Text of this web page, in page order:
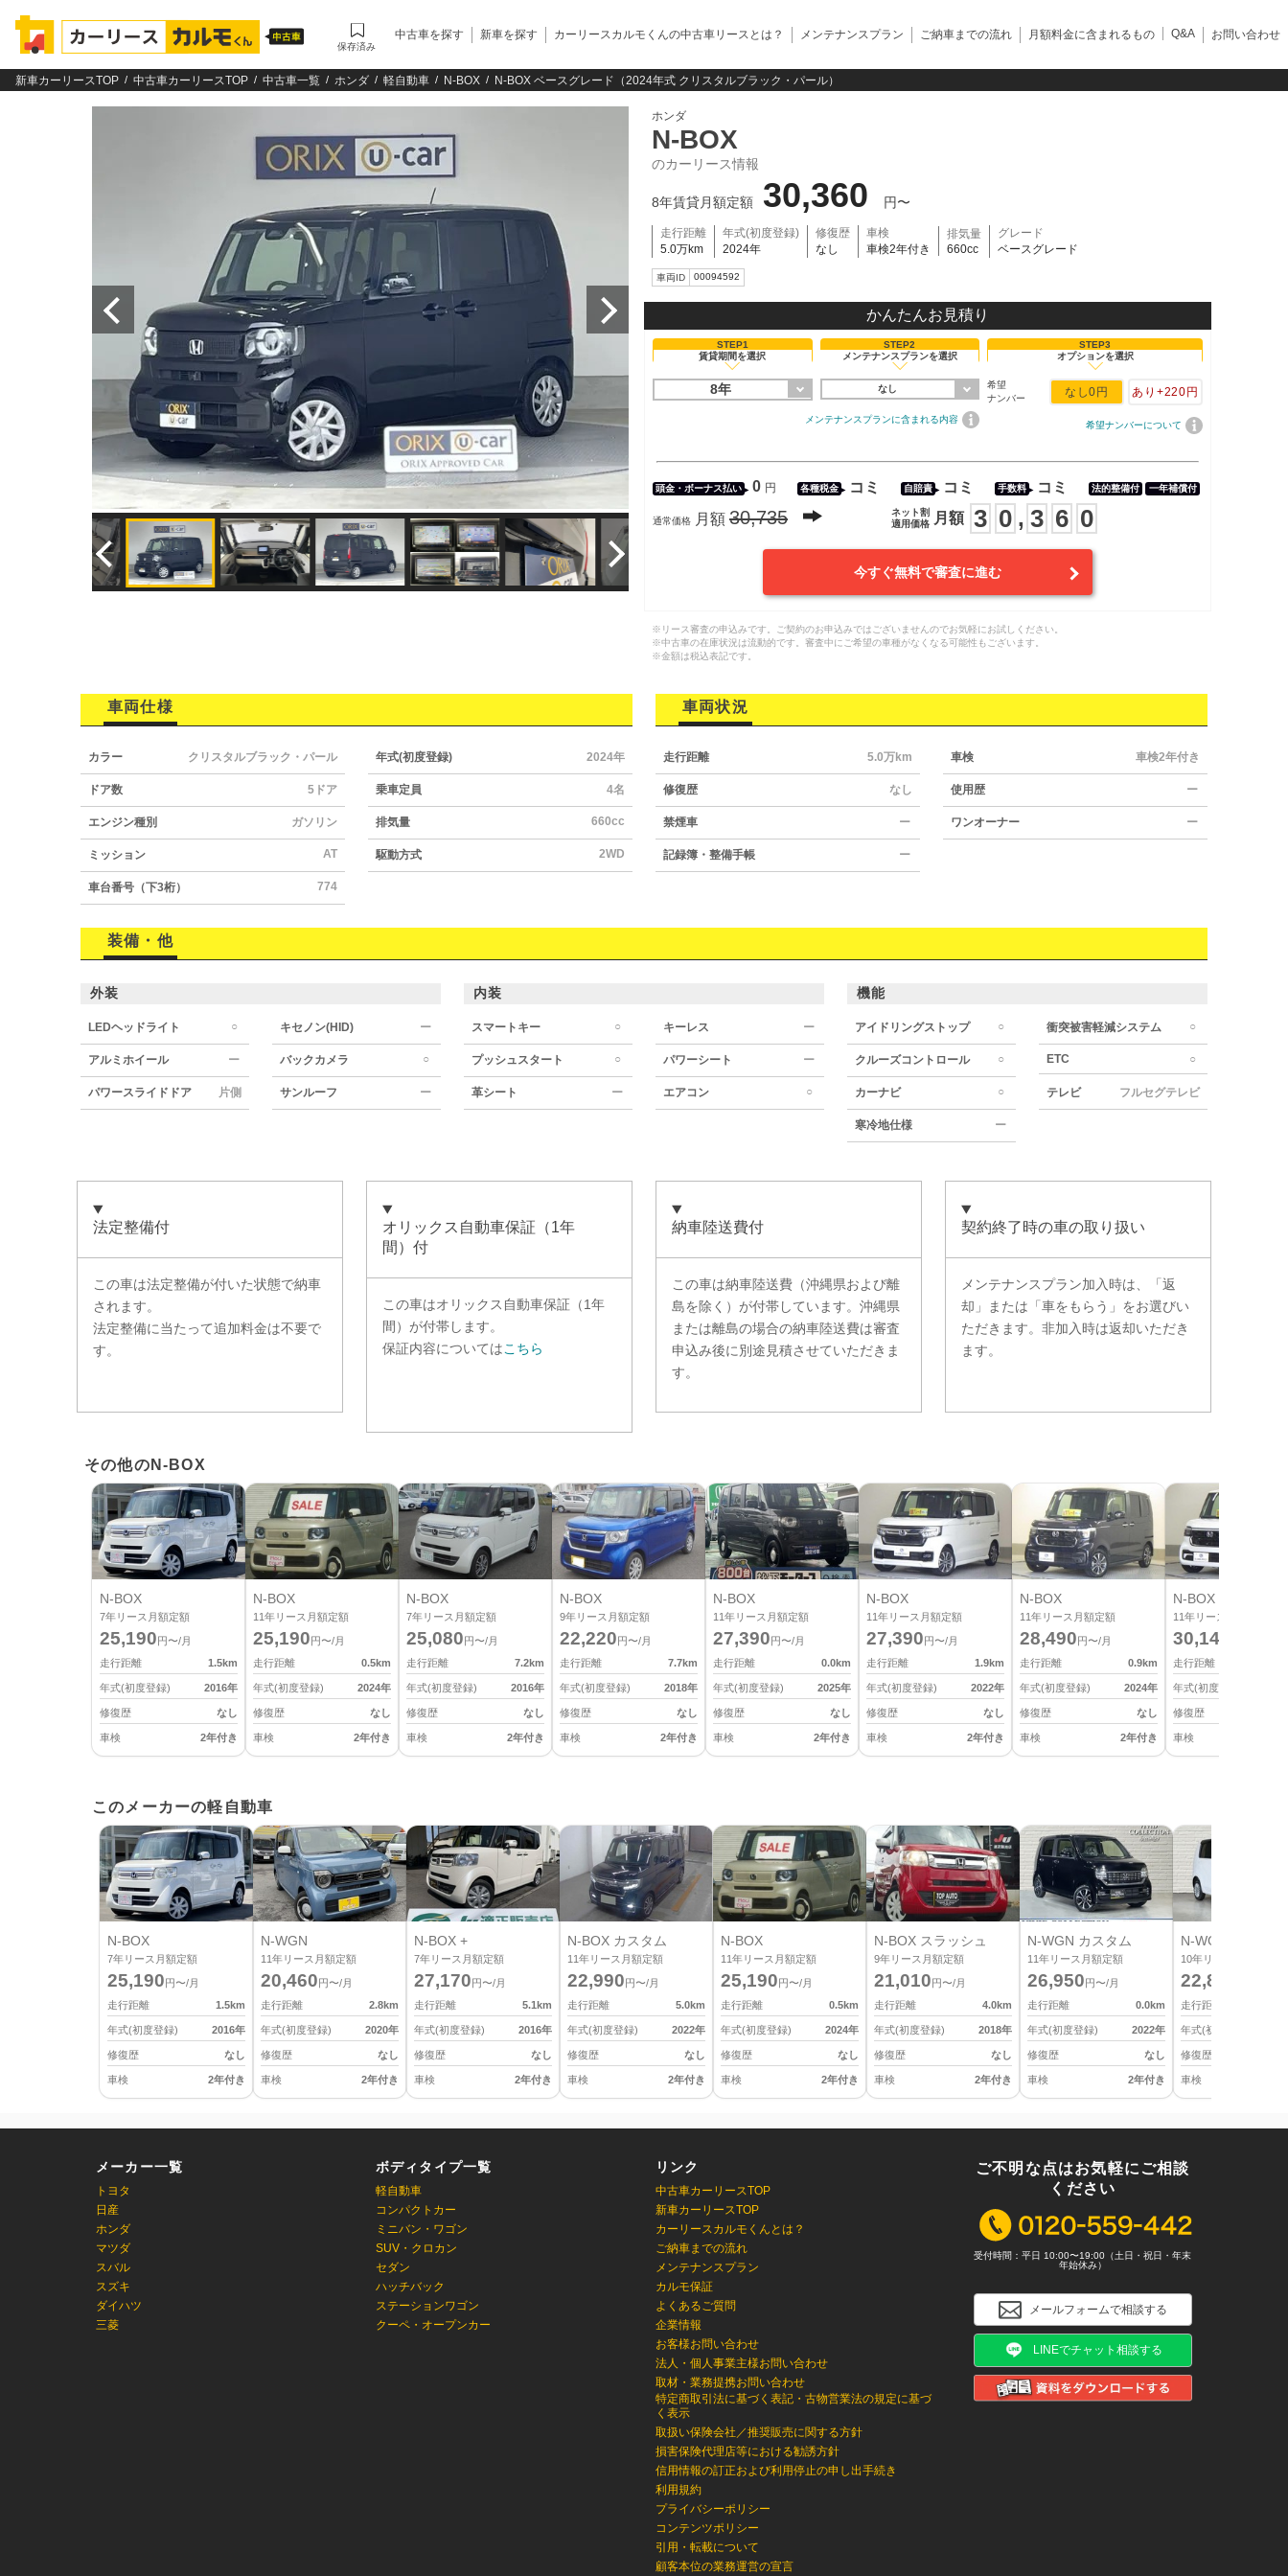
保存済み
中古車を探す 新車を探す カーリースカルモくんの中古車リースとは？ メンテナンスプラン ご納車までの流れ 月額料金に含まれるもの Q&A お問い合わせ
新車カーリースTOP 中古車カーリースTOP 中古車一覧 ホンダ 軽自動車 N-BOX N-BOX ベースグレード（2024年式 クリスタルブラック・パール）
ホンダ
N-BOX
のカーリース情報
8年賃貸月額定額 30,360 円〜
走行距離
5.0万km
年式(初度登録)
2024年
修復歴
なし
車検
車検2年付き
排気量
660cc
グレード
ベースグレード
車両ID 00094592
かんたんお見積り
STEP1
賃貸期間を選択
8年
STEP2
メンテナンスプランを選択
なし
メンテナンスプランに含まれる内容
STEP3
オプションを選択
希望
ナンバー
なし0円 あり +220円
希望ナンバーについて
頭金・ボーナス払い 0 円 各種税金 コミ 自賠責 コミ 手数料 コミ 法的整備付 一年補償付
通常価格 月額 30,735
ネット割
適用価格
月額 3 0 , 3 6 0
今すぐ無料で審査に進む
※リース審査の申込みです。ご契約のお申込みではございませんのでお気軽にお試しください。
※中古車の在庫状況は流動的です。審査中にご希望の車種がなくなる可能性もございます。
※金額は税込表記です。
車両仕様
カラー クリスタルブラック・パール 年式(初度登録) 2024年
ドア数 5ドア 乗車定員 4名
エンジン種別 ガソリン 排気量 660cc
ミッション AT 駆動方式 2WD
車台番号（下3桁） 774
車両状況
走行距離 5.0万km 車検 車検2年付き
修復歴 なし 使用歴 ー
禁煙車 ー ワンオーナー ー
記録簿・整備手帳 ー
装備・他
外装
LEDヘッドライト ○ キセノン(HID) ー
アルミホイール ー バックカメラ ○
パワースライドドア 片側 サンルーフ ー
内装
スマートキー ○ キーレス ー
プッシュスタート ○ パワーシート ー
革シート ー エアコン ○
機能
アイドリングストップ ○ 衝突被害軽減システム ○
クルーズコントロール ○ ETC ○
カーナビ ○ テレビ フルセグテレビ
寒冷地仕様 ー
法定整備付
この車は法定整備が付いた状態で納車
されます。
法定整備に当たって追加料金は不要で
す。
オリックス自動車保証（1年
間）付
この車はオリックス自動車保証（1年
間） が付帯します。
保証内容についてはこちら
納車陸送費付
この車は納車陸送費（沖縄県および離
島を除く）が付帯しています。沖縄県
または離島の場合の納車陸送費は審査
申込み後に別途見積させていただきま
す。
契約終了時の車の取り扱い
メンテナンスプラン加入時は、「返
却」または「車をもらう」をお選びい
ただきます。非加入時は返却いただき
ます。
その他のN-BOX
N-BOX
7年リース月額定額
25,190 円〜/月
走行距離
1.5km
年式(初度登録) 2016年
修復歴 なし
車検 2年付き
N-BOX
11年リース月額定額
25,190 円〜/月
走行距離
0.5km
年式(初度登録) 2024年
修復歴 なし
車検 2年付き
N-BOX
7年リース月額定額
25,080 円〜/月
走行距離
7.2km
年式(初度登録) 2016年
修復歴 なし
車検 2年付き
N-BOX
9年リース月額定額
22,220 円〜/月
走行距離
7.7km
年式(初度登録) 2018年
修復歴 なし
車検 2年付き
N-BOX
11年リース月額定額
27,390 円〜/月
走行距離
0.0km
年式(初度登録) 2025年
修復歴 なし
車検 2年付き
N-BOX
11年リース月額定額
27,390 円〜/月
走行距離
1.9km
年式(初度登録) 2022年
修復歴 なし
車検 2年付き
N-BOX
11年リース月額定額
28,490 円〜/月
走行距離
0.9km
年式(初度登録) 2024年
修復歴 なし
車検 2年付き
N-BOX
11年リース月額定額
30,140
走行距離
年式(初度登録)
修復歴
車検
このメーカーの軽自動車
N-BOX
7年リース月額定額
25,190 円〜/月
走行距離
1.5km
年式(初度登録) 2016年
修復歴 なし
車検 2年付き
N-WGN
11年リース月額定額
20,460 円〜/月
走行距離
2.8km
年式(初度登録) 2020年
修復歴 なし
車検 2年付き
N-BOX +
7年リース月額定額
27,170 円〜/月
走行距離
5.1km
年式(初度登録) 2016年
修復歴 なし
車検 2年付き
N-BOX カスタム
11年リース月額定額
22,990 円〜/月
走行距離
5.0km
年式(初度登録) 2022年
修復歴 なし
車検 2年付き
N-BOX
11年リース月額定額
25,190 円〜/月
走行距離
0.5km
年式(初度登録) 2024年
修復歴 なし
車検 2年付き
N-BOX スラッシュ
9年リース月額定額
21,010 円〜/月
走行距離
4.0km
年式(初度登録) 2018年
修復歴 なし
車検 2年付き
N-WGN カスタム
11年リース月額定額
26,950 円〜/月
走行距離
0.0km
年式(初度登録) 2022年
修復歴 なし
車検 2年付き
N-WGN
10年リース月額定額
22,880
走行距離
年式(初度登録)
修復歴
車検
メーカー一覧
トヨタ
日産
ホンダ
マツダ
スバル
スズキ
ダイハツ
三菱
ボディタイプ一覧
軽自動車
コンパクトカー
ミニバン・ワゴン
SUV・クロカン
セダン
ハッチバック
ステーションワゴン
クーペ・オープンカー
リンク
中古車カーリースTOP
新車カーリースTOP
カーリースカルモくんとは？
ご納車までの流れ
メンテナンスプラン
カルモ保証
よくあるご質問
企業情報
お客様お問い合わせ
法人・個人事業主様お問い合わせ
取材・業務提携お問い合わせ
特定商取引法に基づく表記・古物営業法の規定に基づ
く表示
取扱い保険会社／推奨販売に関する方針
損害保険代理店等における勧誘方針
信用情報の訂正および利用停止の申し出手続き
利用規約
プライバシーポリシー
コンテンツポリシー
引用・転載について
顧客本位の業務運営の宣言
ご不明な点はお気軽にご相談
ください
受付時間：平日 10:00〜19:00（土日・祝日・年末
年始休み）
メールフォームで相談する
LINEでチャット相談する